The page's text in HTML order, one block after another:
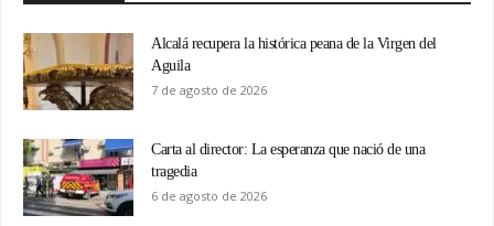
Alcalá recupera la histórica peana de la Virgen del
Aguila
7 de agosto de 2026
Carta al director: La esperanza que nació de una
tragedia
6 de agosto de 2026